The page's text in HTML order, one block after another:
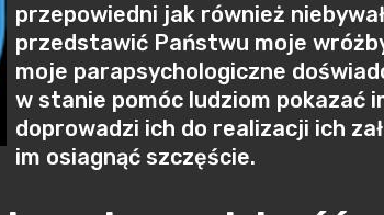
przepowiedni jak również
przedstawić Państwu moje
moje parapsychologiczne
w stanie pomóc ludziom pokazać
doprowadzi ich do realizacji ich
im osiagnąć szczęście.